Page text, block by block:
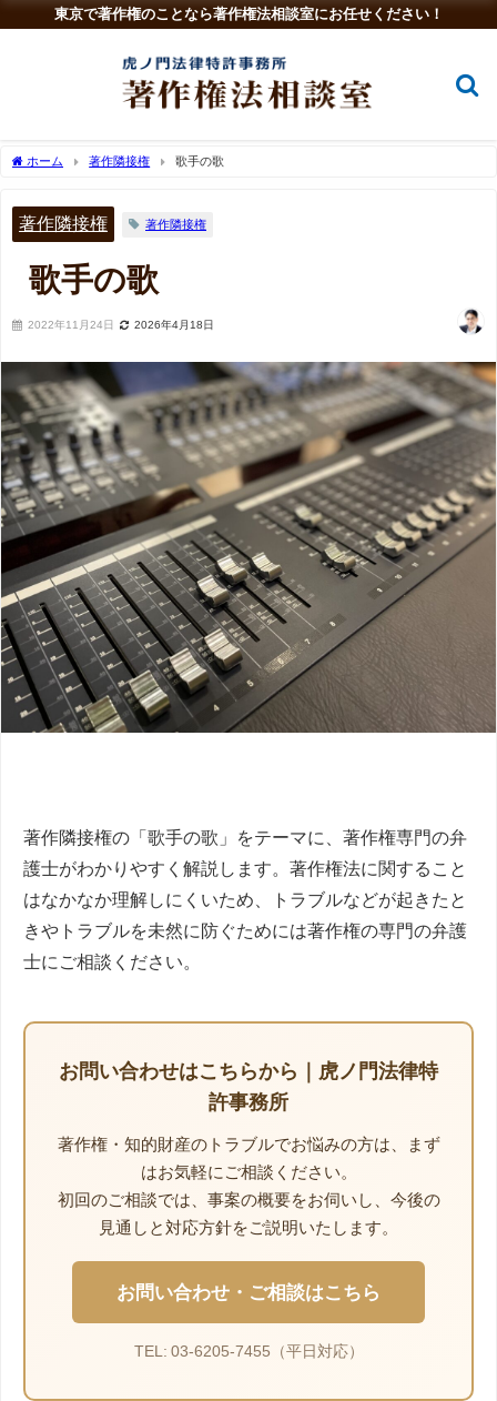
東京で著作権のことなら著作権法相談室にお任せください！
ホーム 著作隣接権 歌手の歌
著作隣接権 著作隣接権
歌手の歌
2022年11月24日 2026年4月18日
著作隣接権の「歌手の歌」をテーマに、著作権専門の弁
護士がわかりやすく解説します。著作権法に関すること
はなかなか理解しにくいため、トラブルなどが起きたと
きやトラブルを未然に防ぐためには著作権の専門の弁護
士にご相談ください。
お問い合わせはこちらから｜虎ノ門法律特
許事務所
著作権・知的財産のトラブルでお悩みの方は、まず
はお気軽にご相談ください。
初回のご相談では、事案の概要をお伺いし、今後の
見通しと対応方針をご説明いたします。
お問い合わせ・ご相談はこちら
TEL: 03-6205-7455（平日対応）